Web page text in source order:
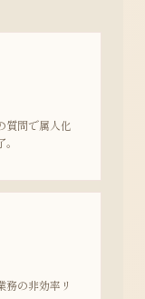
質問で属人化
務の非効率リ